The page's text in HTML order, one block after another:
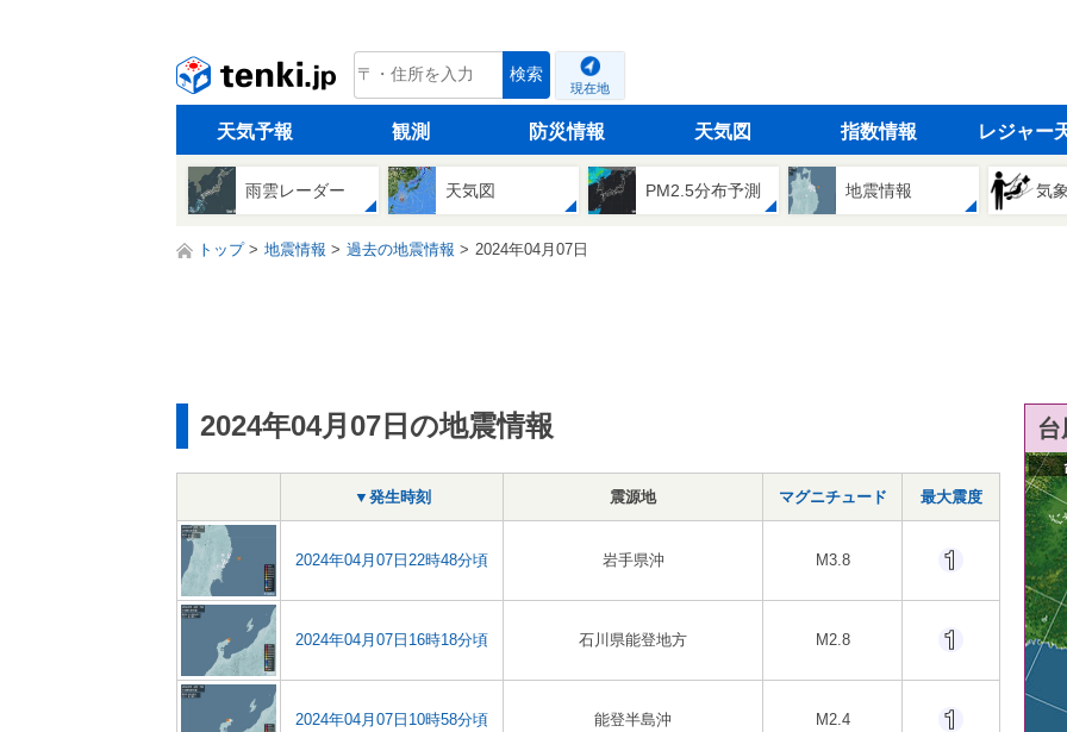
tenki.jp 検索
現在地
天気予報 観測 防災情報 天気図 指数情報 レジャー
雨雲レーダー 天気図 PM2.5分布予測 地震情報 気
トップ 地震情報 過去の地震情報 2024年04月07日
2024年04月07日の地震情報
▼発生時刻 震源地 マグニチュード 最大震度
2024年04月07日22時48分頃 岩手県沖 M3.8
2024年04月07日16時18分頃 石川県能登地方 M2.8
2024年04月07日10時58分頃 能登半島沖 M2.4